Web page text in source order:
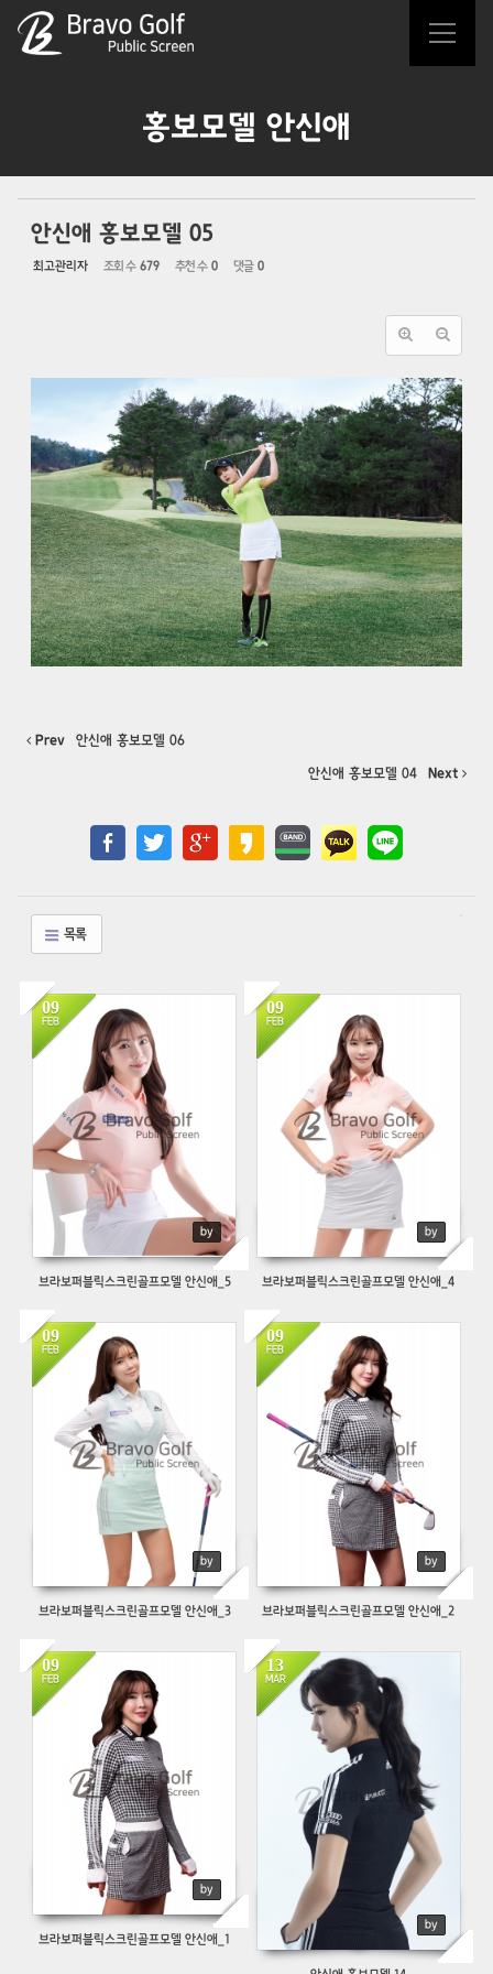
홍보모델 안신애
안신애 홍보모델 05
최고관리자 조회 수 679 추천 수 0 댓글 0
Prev 안신애 홍보모델 06
안신애 홍보모델 04 Next
목록
09
FEB
by
1038
브라보퍼블릭스크린골프모델 안신애_5
09
FEB
by
780
브라보퍼블릭스크린골프모델 안신애_4
09
FEB
by
16172
브라보퍼블릭스크린골프모델 안신애_3
09
FEB
by
521
브라보퍼블릭스크린골프모델 안신애_2
09
FEB
by
466
브라보퍼블릭스크린골프모델 안신애_1
13
MAR
by
1143